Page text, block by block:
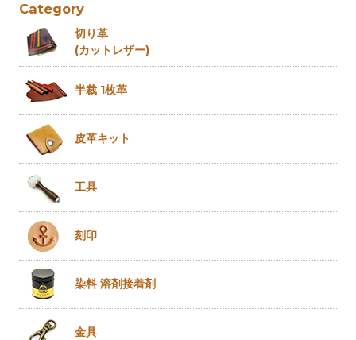
Category
切り革
(カットレザー)
半裁 1枚革
皮革キット
工具
刻印
染料 溶剤接着剤
金具